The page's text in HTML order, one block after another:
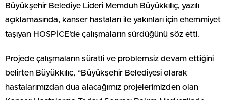
Büyükşehir Belediye Lideri Memduh Büyükkılıç, yazılı
açıklamasında, kanser hastaları ile yakınları için ehemmiyet
taşıyan HOSPİCE’de çalışmaların sürdüğünü söz etti.
Projede çalışmaların süratli ve problemsiz devam ettiğini
belirten Büyükkılıç, “Büyükşehir Belediyesi olarak
hastalarımızdan dua alacağımız projelerimizden olan